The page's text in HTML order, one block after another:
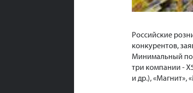
Российские
конкурентов,
Минимальный
три компании -
и др.), «Магнит»,